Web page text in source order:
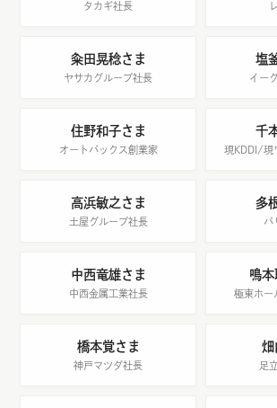
タカギ社長
粂田晃稔さま
ヤサカグループ社長
塩
イー
住野和子さま
オートバックス創業家
千
現KDDI/現
高浜敏之さま
土屋グループ社長
多
パ
中西竜雄さま
中西金属工業社長
鳴
極東ホー
橋本覚さま
神戸マツダ社長
畑
足